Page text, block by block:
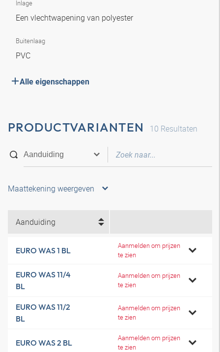
Inlage
Een vlechtwapening van polyester
Buitenlaag
PVC
Alle eigenschappen
PRODUCTVARIANTEN 10 Resultaten
Maattekening weergeven
Aanduiding
EURO WAS 1 BL
Aanmelden om prijzen
te zien
EURO WAS 11/4
BL
Aanmelden om prijzen
te zien
EURO WAS 11/2
BL
Aanmelden om prijzen
te zien
EURO WAS 2 BL
Aanmelden om prijzen
te zien